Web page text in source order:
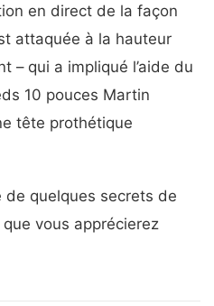
en direct de la façon
attaquée à la hauteur
– qui a impliqué l’aide du
10 pouces Martin
tête prothétique
de quelques secrets de
vous apprécierez